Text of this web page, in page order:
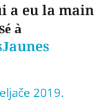
a eu la main
à
2019.